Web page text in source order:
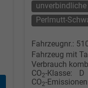
Perlmutt-
Fahrzeugnr.:
Fahrzeug mit
Verbrauch
CO2-Klasse:
D
CO2-